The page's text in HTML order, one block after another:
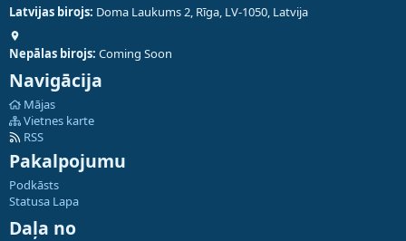
Latvijas birojs: Doma Laukums 2, Rīga, LV-1050, Latvija
Nepālas birojs: Coming Soon
Navigācija
Mājas
Vietnes karte
RSS
Pakalpojumu
Podkāsts
Statusa Lapa
Daļa no